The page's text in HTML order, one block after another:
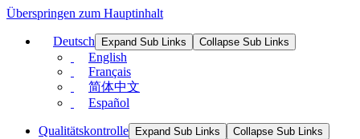
Überspringen zum Hauptinhalt
Deutsch Expand Sub Links Collapse Sub Links
English
Français
简体中文
Español
Qualitätskontrolle Expand Sub Links Collapse Sub Links